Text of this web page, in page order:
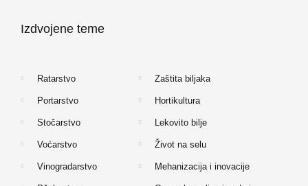
o
r
Izdvojene teme
Ratarstvo
Portarstvo
Stočarstvo
Voćarstvo
Vinogradarstvo
Zaštita biljaka
Hortikultura
Lekovito bilje
Život na selu
Mehanizacija i inovacije